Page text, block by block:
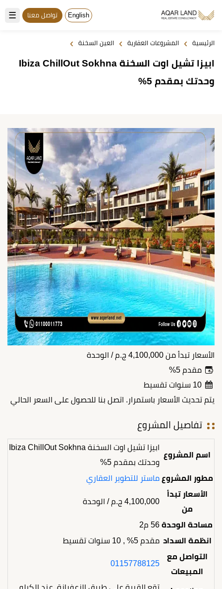
☰ English تواصل معنا
الرئيسية › المشروعات العقارية › العين السخنة ›
ابيزا تشيل اوت السخنة Ibiza ChillOut Sokhna
وحدتك بمقدم 5%
الأسعار تبدأ من 4,100,000 ج.م / الوحدة
مقدم 5%
10 سنوات تقسيط
يتم تحديث الأسعار باستمرار. اتصل بنا للحصول على السعر الحالي
تفاصيل المشروع
اسم المشروع
ابيزا تشيل اوت السخنة Ibiza ChillOut Sokhna
وحدتك بمقدم 5%
مطور المشروع ماستر للتطوير العقاري
الأسعار تبدأ
من
4,100,000 ج.م / الوحدة
مساحة الوحدة 56 م2
انظمة السداد مقدم 5% , 10 سنوات تقسيط
التواصل مع
المبيعات
01157788125
تقع القرية على طريق الزعفرانة، عند الكيلو